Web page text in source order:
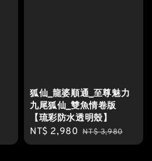
狐仙_龍婆順通_至尊魅力
九尾狐仙_雙魚情卷版
【琉彩防水透明殼】
Sale
price
NT$ 2,980 Regular
price
NT$ 3,980